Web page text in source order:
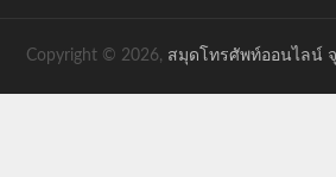
Copyright © 2026, สมุดโทรศัพท์ออนไลน์